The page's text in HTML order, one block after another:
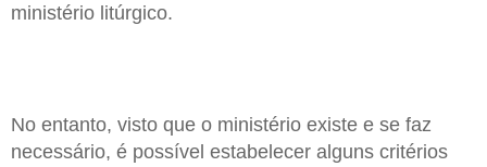
ministério litúrgico.
No entanto, visto que o ministério existe e se faz
necessário, é possível estabelecer alguns critérios